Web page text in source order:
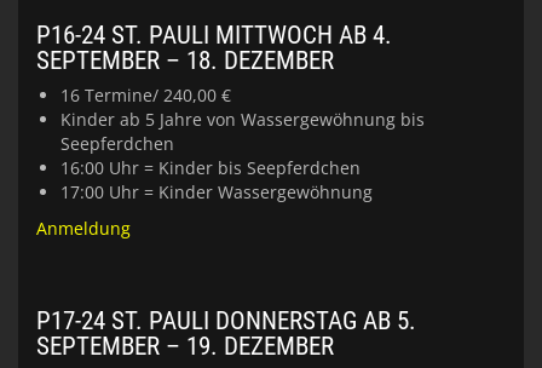
P16-24 ST. PAULI MITTWOCH AB 4.
SEPTEMBER – 18. DEZEMBER
16 Termine/ 240,00 €
Kinder ab 5 Jahre von Wassergewöhnung bis
Seepferdchen
16:00 Uhr = Kinder bis Seepferdchen
17:00 Uhr = Kinder Wassergewöhnung
Anmeldung
P17-24 ST. PAULI DONNERSTAG AB 5.
SEPTEMBER – 19. DEZEMBER